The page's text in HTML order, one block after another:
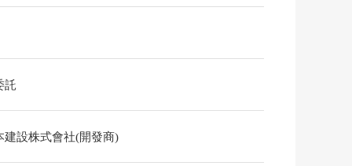
託
建設株式會社(開發商)